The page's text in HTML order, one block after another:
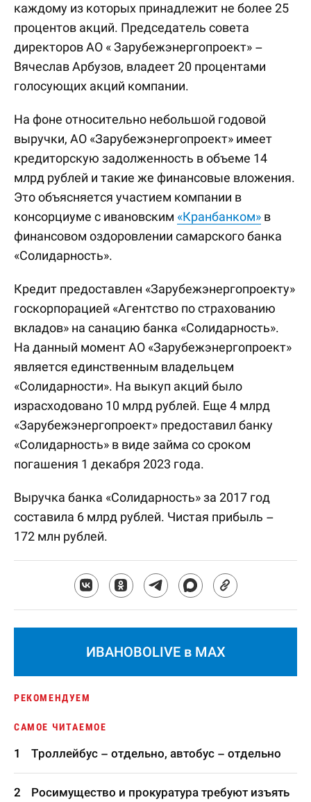
каждому из которых принадлежит не более 25
процентов акций. Председатель совета
директоров АО « Зарубежэнергопроект» –
Вячеслав Арбузов, владеет 20 процентами
голосующих акций компании.
На фоне относительно небольшой годовой
выручки, АО «Зарубежэнергопроект» имеет
кредиторскую задолженность в объеме 14
млрд рублей и такие же финансовые вложения.
Это объясняется участием компании в
консорциуме с ивановским «Кранбанком» в
финансовом оздоровлении самарского банка
«Солидарность».
Кредит предоставлен «Зарубежэнергопроекту»
госкорпорацией «Агентство по страхованию
вкладов» на санацию банка «Солидарность».
На данный момент АО «Зарубежэнергопроект»
является единственным владельцем
«Солидарности». На выкуп акций было
израсходовано 10 млрд рублей. Еще 4 млрд
«Зарубежэнергопроект» предоставил банку
«Солидарность» в виде займа со сроком
погашения 1 декабря 2023 года.
Выручка банка «Солидарность» за 2017 год
составила 6 млрд рублей. Чистая прибыль –
172 млн рублей.
ИВАНОВОLIVE в MAX
РЕКОМЕНДУЕМ
САМОЕ ЧИТАЕМОЕ
Троллейбус – отдельно, автобус – отдельно
Росимущество и прокуратура требуют изъять